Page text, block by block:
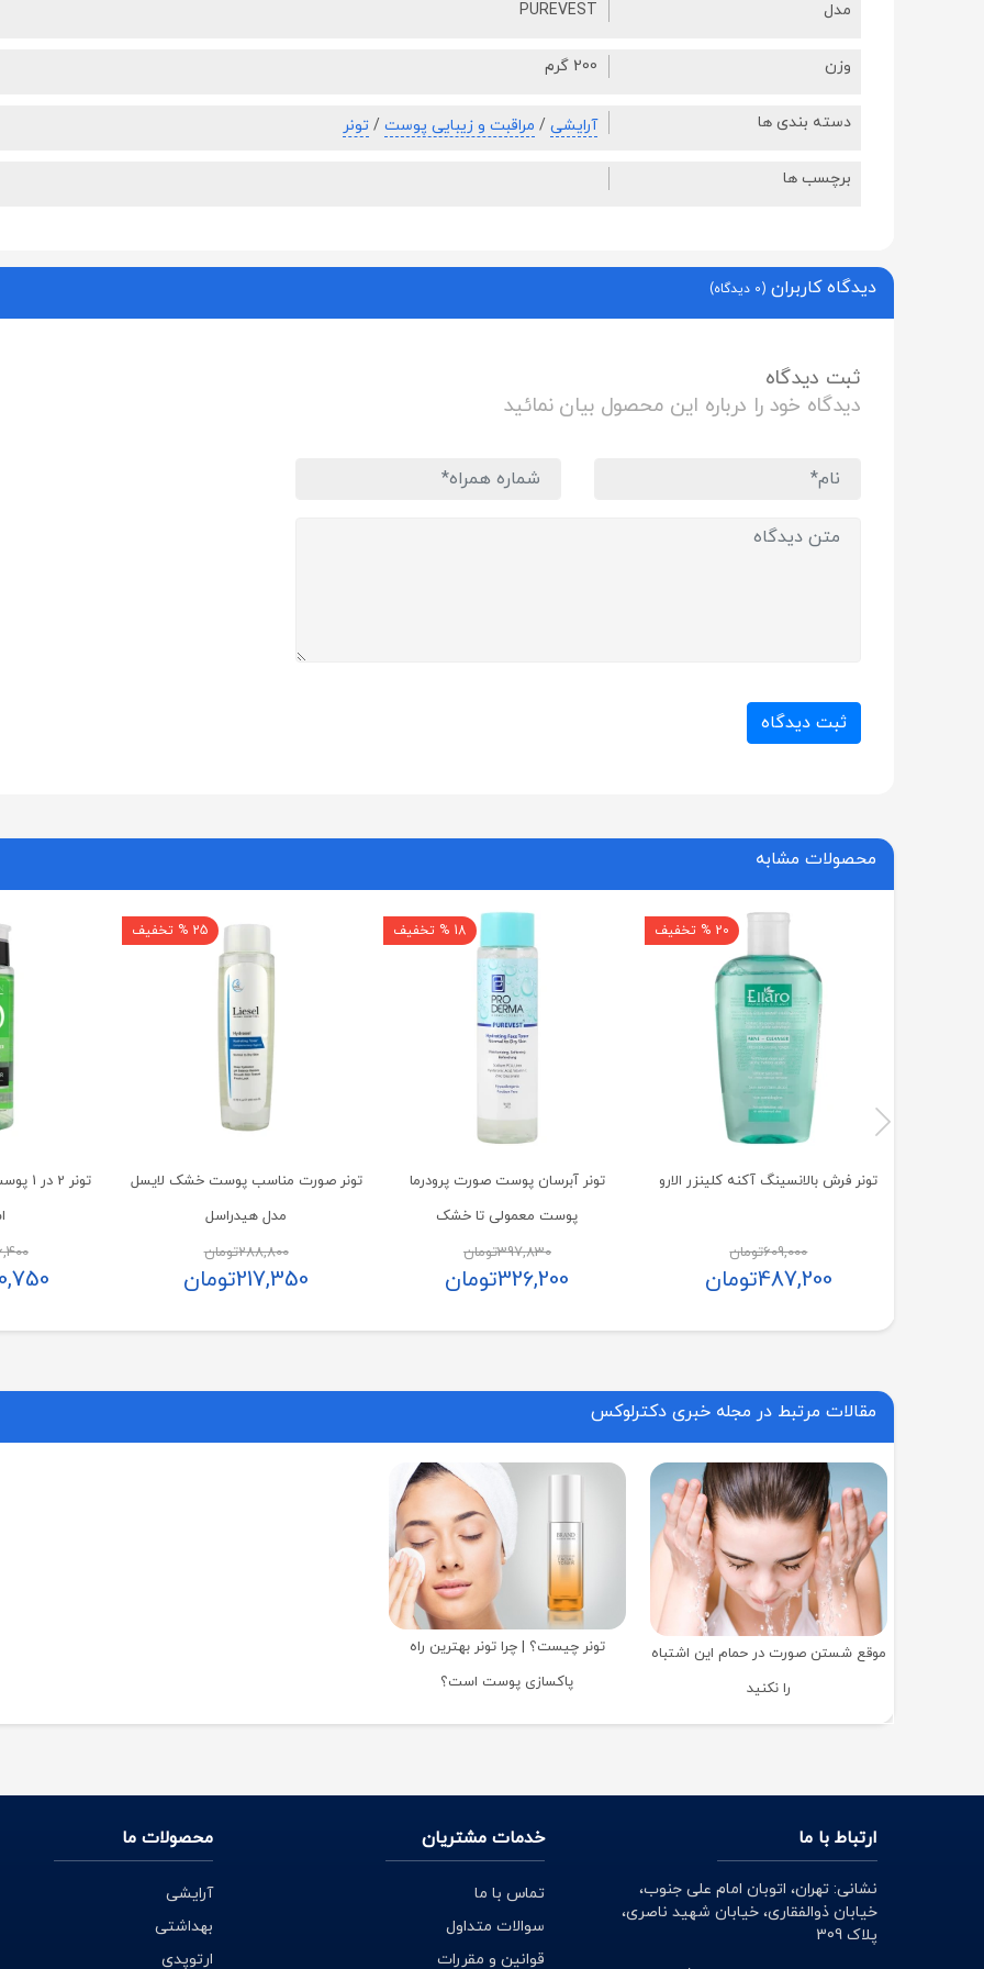
مدل PUREVEST
وزن 200 گرم
دسته بندی ها آرایشی / مراقبت و زیبایی پوست / تونر
برچسب ها
دیدگاه کاربران(0 دیدگاه)
ثبت دیدگاه
دیدگاه خود را درباره این محصول بیان نمائید
ثبت دیدگاه
محصولات مشابه
20 % تخفیف
تونر فرش بالانسینگ آکنه کلینزر الارو
609,000تومان
487,200تومان
18 % تخفیف
تونر آبرسان پوست صورت پرودرما
پوست معمولی تا خشک
397,830تومان
326,200تومان
25 % تخفیف
تونر صورت مناسب پوست خشک لایسل
مدل هیدراسل
288,800تومان
217,350تومان
تونر
مقالات مرتبط در مجله خبری دکترلوکس
موقع شستن صورت در حمام این اشتباه
را نکنید
تونر چیست؟ | چرا تونر بهترین راه
پاکسازی پوست است؟
ارتباط با ما
نشانی: تهران، اتوبان امام علی جنوب،
خیابان ذوالفقاری، خیابان شهید ناصری،
پلاک 309
خدمات مشتریان
تماس با ما
سوالات متداول
قوانین و مقررات
محصولات ما
آرایشی
بهداشتی
ارتوپدی